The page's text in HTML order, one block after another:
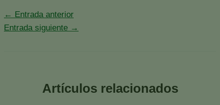
← Entrada anterior
Entrada siguiente →
Artículos relacionados